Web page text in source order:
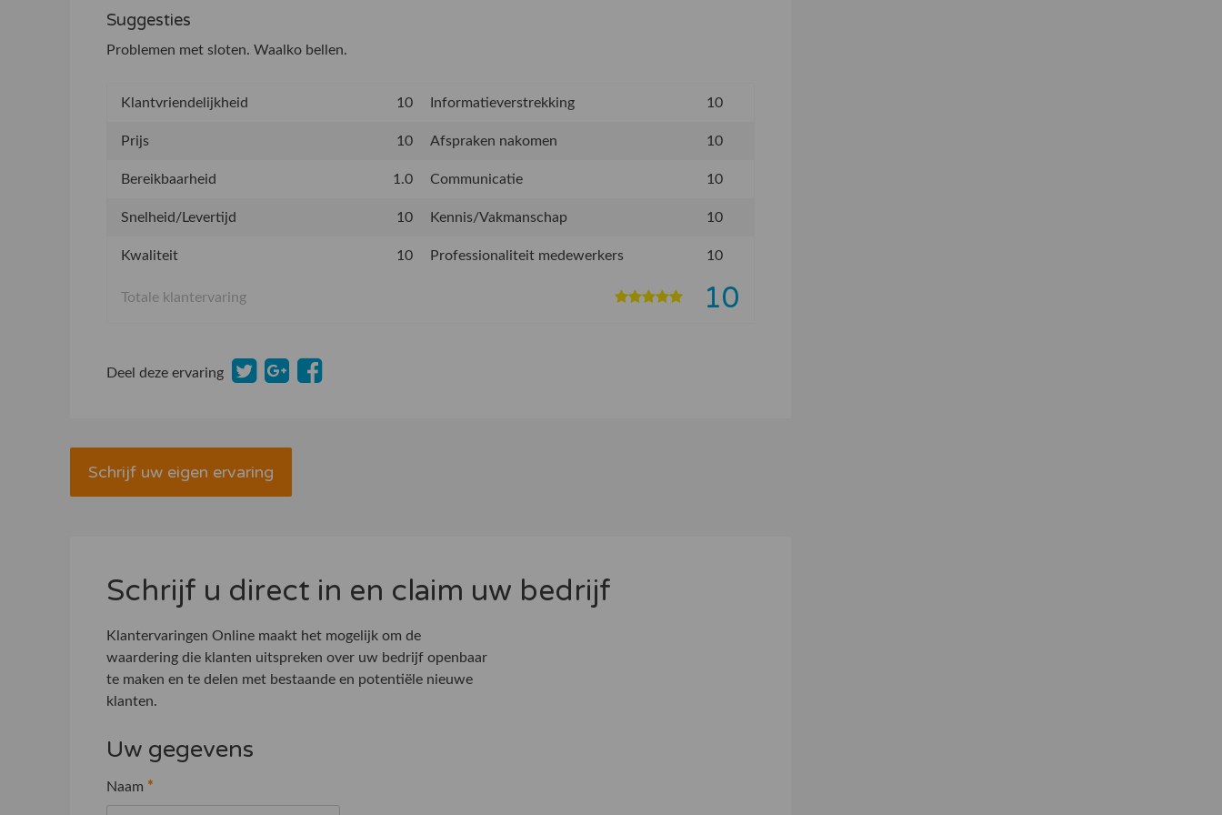
Suggesties
Problemen met sloten. Waalko bellen.
Klantvriendelijkheid 10 Informatieverstrekking 10
Prijs 10 Afspraken nakomen 10
Bereikbaarheid 1.0 Communicatie 10
Snelheid/Levertijd 10 Kennis/Vakmanschap 10
Kwaliteit 10 Professionaliteit medewerkers 10
Totale klantervaring 10
Deel deze ervaring
Schrijf uw eigen ervaring
Schrijf u direct in en claim uw bedrijf
Klantervaringen Online maakt het mogelijk om de
waardering die klanten uitspreken over uw bedrijf openbaar
te maken en te delen met bestaande en potentiële nieuwe
klanten.
Uw gegevens
Naam *